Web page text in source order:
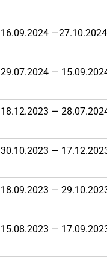
16.09.2024 —27.10.2024
29.07.2024 —
18.12.2023 —
30.10.2023 —
18.09.2023 —
15.08.2023 —